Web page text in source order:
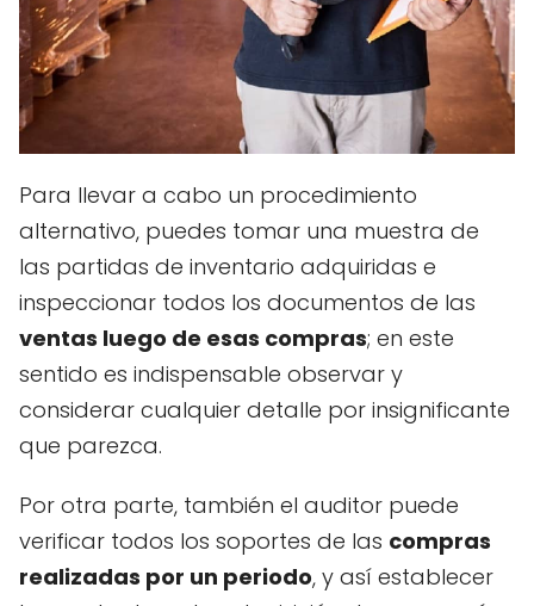
Para llevar a cabo un procedimiento
alternativo, puedes tomar una muestra de
las partidas de inventario adquiridas e
inspeccionar todos los documentos de las
ventas luego de esas compras; en este
sentido es indispensable observar y
considerar cualquier detalle por insignificante
que parezca.
Por otra parte, también el auditor puede
verificar todos los soportes de las compras
realizadas por un periodo, y así establecer